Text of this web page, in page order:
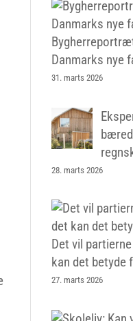
Danmarks nye
31. marts 2026
28. marts 2026
Det vil
kan det betyde
27. marts 2026